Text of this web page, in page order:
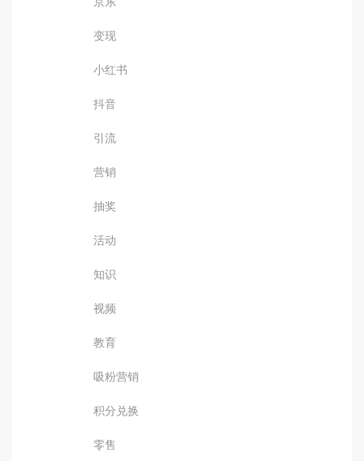
变现
小红书
抖音
引流
营销
抽奖
活动
知识
视频
教育
吸粉营销
积分兑换
零售